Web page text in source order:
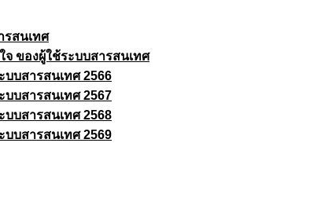
รสนเทศ
จ ของผู้ใช้ระบบสารสนเทศ
บสารสนเทศ 2566
บสารสนเทศ 2567
บสารสนเทศ 2568
บสารสนเทศ 2569